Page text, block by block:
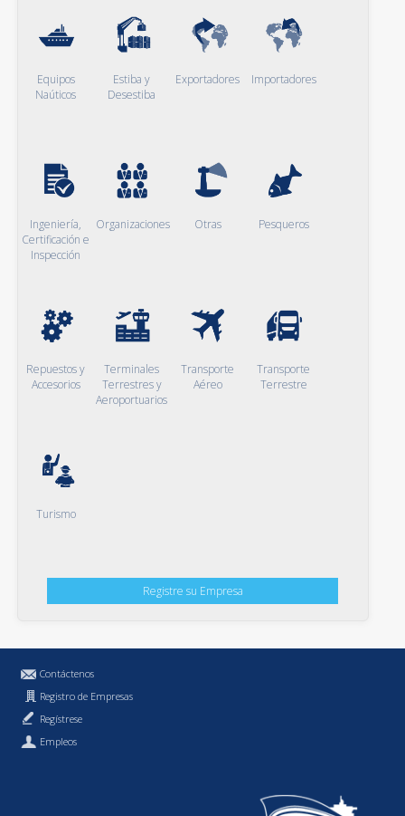
Equipos
Naúticos
Estiba y
Desestiba
Exportadores Importadores
Ingeniería,
Certificación e
Inspección
Organizaciones Otras Pesqueros
Repuestos y
Accesorios
Terminales
Terrestres y
Aeroportuarios
Transporte
Aéreo
Transporte
Terrestre
Turismo
Registre su Empresa
Contáctenos
Registro de Empresas
Regístrese
Empleos